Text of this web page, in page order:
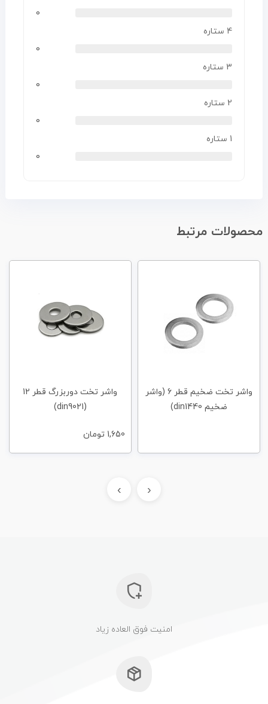
0
4 ستاره
0
3 ستاره
0
2 ستاره
0
1 ستاره
0
محصولات مرتبط
واشر تخت ضخیم قطر 6 (واشر
ضخیم din1440)
واشر تخت دوربزرگ قطر 12
(din9021)
1,650 تومان
‹
›
امنیت فوق العاده زیاد